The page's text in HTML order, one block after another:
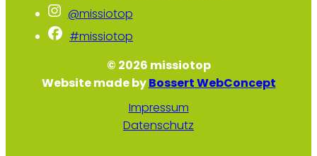
@missiotop
#missiotop
© 2026 missiotop
Website made byBossert WebConcept
Impressum
Datenschutz